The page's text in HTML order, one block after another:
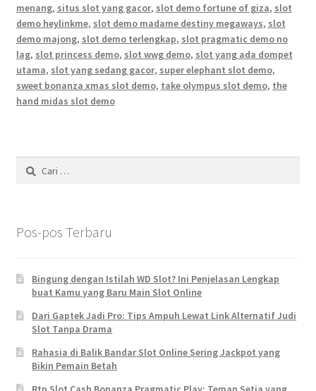
menang, situs slot yang gacor, slot demo fortune of giza, slot
demo heylinkme, slot demo madame destiny megaways, slot
demo majong, slot demo terlengkap, slot pragmatic demo no
lag, slot princess demo, slot wwg demo, slot yang ada dompet
utama, slot yang sedang gacor, super elephant slot demo,
sweet bonanza xmas slot demo, take olympus slot demo, the
hand midas slot demo
Cari
untuk:
Pos-pos Terbaru
Bingung dengan Istilah WD Slot? Ini Penjelasan Lengkap
buat Kamu yang Baru Main Slot Online
Dari Gaptek Jadi Pro: Tips Ampuh Lewat Link Alternatif Judi
Slot Tanpa Drama
Rahasia di Balik Bandar Slot Online Sering Jackpot yang
Bikin Pemain Betah